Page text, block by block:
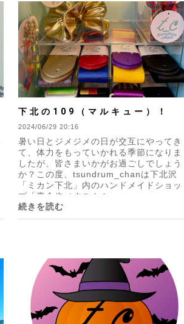
下北の109（マルキュー）！
2024/06/29 20:16
暑い日とジメジメの日が交互にやってき
て、体力をもっていかれる季節になりま
したが、皆さまいかがお過ごしでしょう
か？この度、tsundrum_chanは下北沢
「ミカン下北」内のハンドメイドショッ
プ「素今歩（すこんぶ...
続きを読む